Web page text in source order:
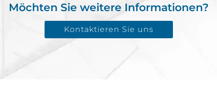
Möchten Sie weitere Informationen?
Kontaktieren Sie uns